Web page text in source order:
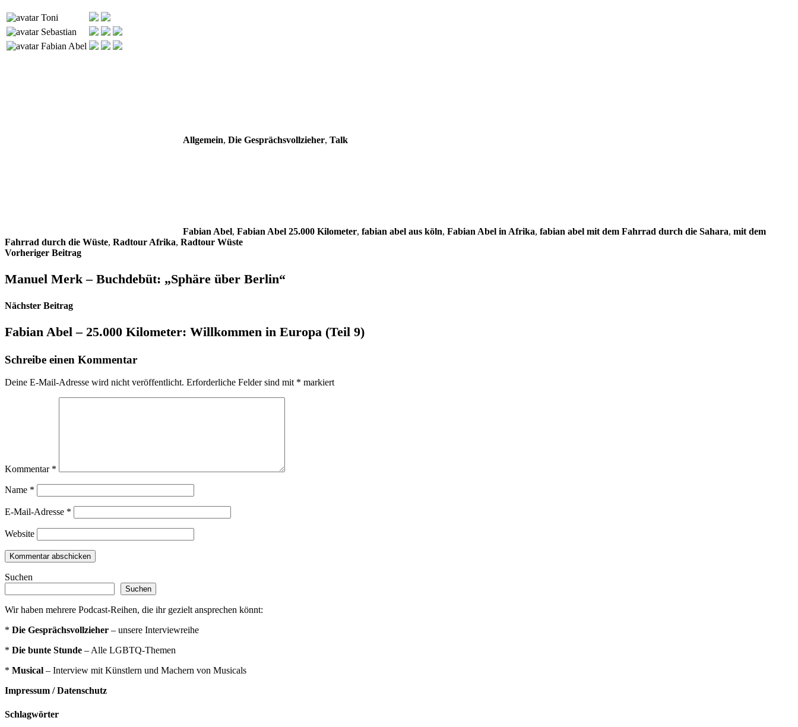
Toni
Sebastian
Fabian Abel
Allgemein, Die Gesprächsvollzieher, Talk
Fabian Abel, Fabian Abel 25.000 Kilometer, fabian abel aus köln, Fabian Abel in Afrika, fabian abel mit dem Fahrrad durch die Sahara, mit dem
Fahrrad durch die Wüste, Radtour Afrika, Radtour Wüste
Beitragsnavigation
Vorheriger Beitrag
Manuel Merk – Buchdebüt: „Sphäre über Berlin“
Nächster Beitrag
Fabian Abel – 25.000 Kilometer: Willkommen in Europa (Teil 9)
Schreibe einen Kommentar
Deine E-Mail-Adresse wird nicht veröffentlicht. Erforderliche Felder sind mit * markiert
Kommentar *
Name *
E-Mail-Adresse *
Website
Suchen
Suchen
Wir haben mehrere Podcast-Reihen, die ihr gezielt ansprechen könnt:
* Die Gesprächsvollzieher – unsere Interviewreihe
* Die bunte Stunde – Alle LGBTQ-Themen
* Musical – Interview mit Künstlern und Machern von Musicals
Impressum / Datenschutz
Schlagwörter